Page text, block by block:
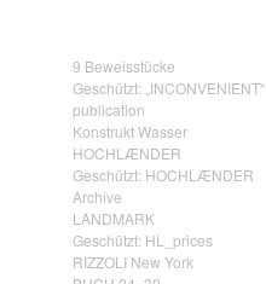
9 Beweisstücke
Geschützt: „INCONVENIENT“
publication
Konstrukt Wasser
HOCHLÆNDER
Geschützt: HOCHLÆNDER
Archive
LANDMARK
Geschützt: HL_prices
RIZZOLI New York